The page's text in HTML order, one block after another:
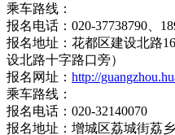
乘车路线：
报名电话：020-37738790、
报名地址：花都区建设北路
设北路十字路口旁）
报名网址： http://
乘车路线：
报名电话：020-32140070
报名地址：增城区荔城街荔